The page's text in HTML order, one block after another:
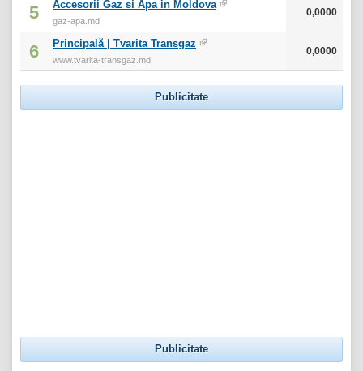
5 Accesorii Gaz si Apa in Moldova
gaz-apa.md
0,0000
6 Principală | Tvarita Transgaz
www.tvarita-transgaz.md
0,0000
Publicitate
Publicitate